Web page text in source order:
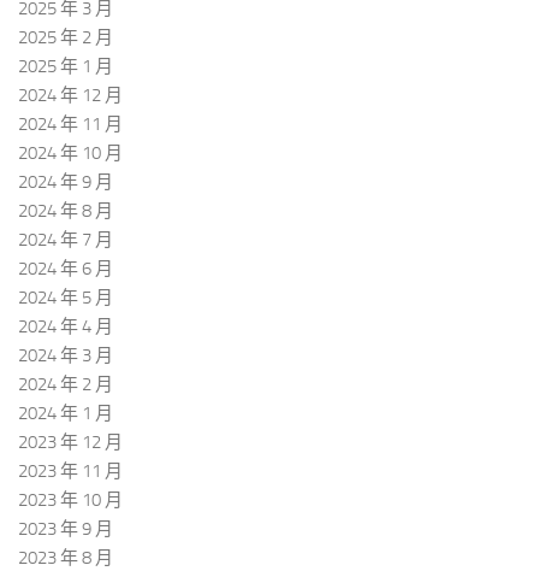
2025 年 3 月
2025 年 2 月
2025 年 1 月
2024 年 12 月
2024 年 11 月
2024 年 10 月
2024 年 9 月
2024 年 8 月
2024 年 7 月
2024 年 6 月
2024 年 5 月
2024 年 4 月
2024 年 3 月
2024 年 2 月
2024 年 1 月
2023 年 12 月
2023 年 11 月
2023 年 10 月
2023 年 9 月
2023 年 8 月